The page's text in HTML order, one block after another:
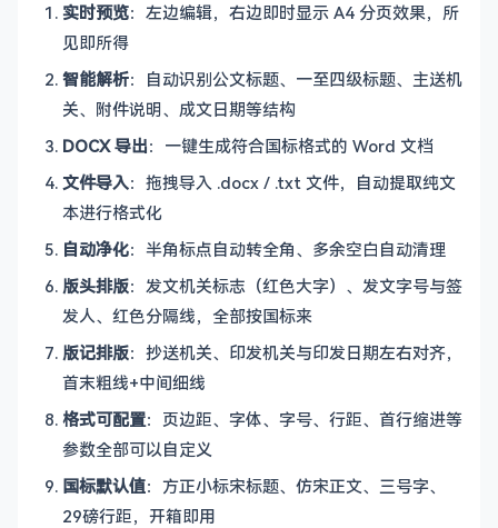
实时预览：左边编辑，右边即时显示 A4 分页效果，所
见即所得
智能解析：自动识别公文标题、一至四级标题、主送机
关、附件说明、成文日期等结构
DOCX 导出：一键生成符合国标格式的 Word 文档
文件导入：拖拽导入 .docx / .txt 文件，自动提取纯文
本进行格式化
自动净化：半角标点自动转全角、多余空白自动清理
版头排版：发文机关标志（红色大字）、发文字号与签
发人、红色分隔线，全部按国标来
版记排版：抄送机关、印发机关与印发日期左右对齐，
首末粗线+中间细线
格式可配置：页边距、字体、字号、行距、首行缩进等
参数全部可以自定义
国标默认值：方正小标宋标题、仿宋正文、三号字、
29磅行距，开箱即用